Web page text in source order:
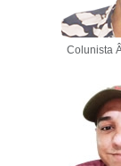
Colunista